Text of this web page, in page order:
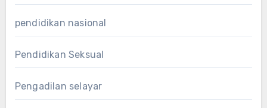
pendidikan nasional
Pendidikan Seksual
Pengadilan selayar